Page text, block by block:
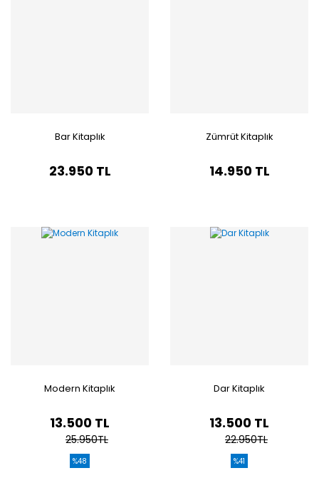
Bar Kitaplık
23.950 TL
Zümrüt Kitaplık
14.950 TL
Modern Kitaplık
13.500 TL
25.950TL
%48
Dar Kitaplık
13.500 TL
22.950TL
%41